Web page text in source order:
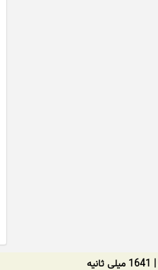
| 1641 میلی ثانیه